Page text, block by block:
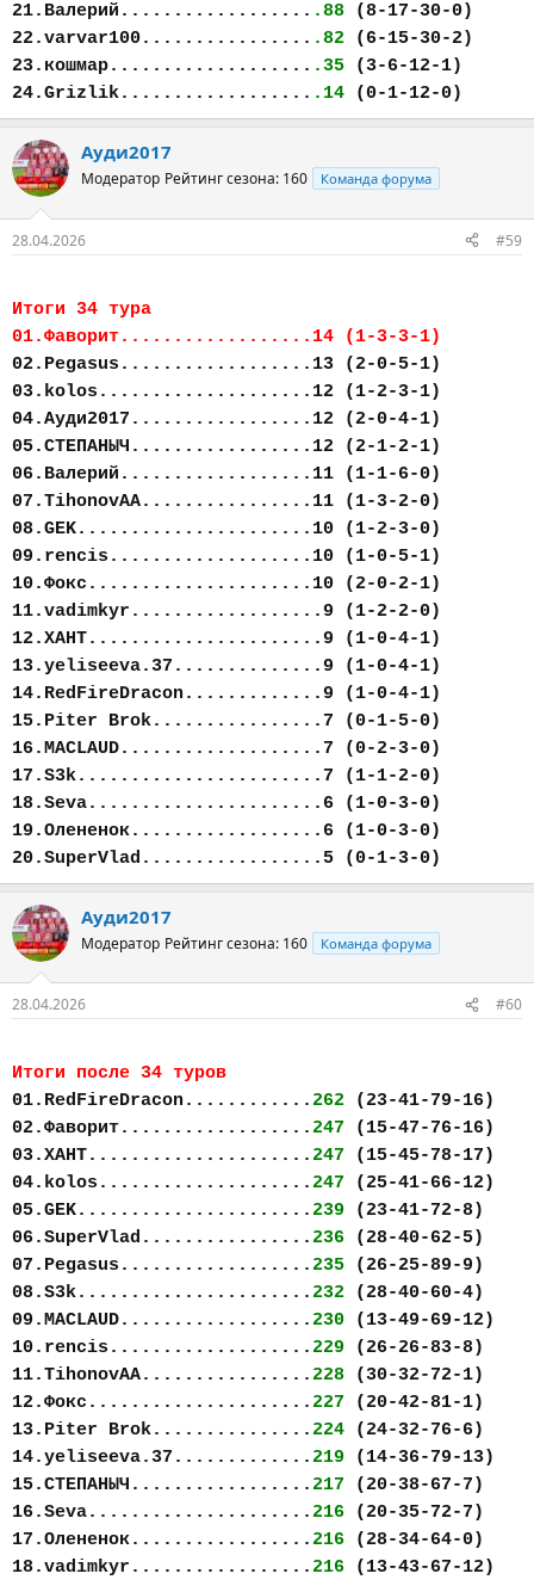
21.Валерий.................. .88 (8-17-30-0)
22.varvar100................ .82 (6-15-30-2)
23.кошмар................... .35 (3-6-12-1)
24.Grizlik.................. .14 (0-1-12-0)
Ауди2017
Модератор Рейтинг сезона: 160 Команда форума
28.04.2026 #59
Итоги 34 тура
01.Фаворит..................14 (1-3-3-1)
02.Pegasus..................13 (2-0-5-1)
03.kolos....................12 (1-2-3-1)
04.Ауди2017.................12 (2-0-4-1)
05.СТЕПАНЫЧ.................12 (2-1-2-1)
06.Валерий..................11 (1-1-6-0)
07.TihonovAA................11 (1-3-2-0)
08.GEK......................10 (1-2-3-0)
09.rencis...................10 (1-0-5-1)
10.Фокс.....................10 (2-0-2-1)
11.vadimkyr..................9 (1-2-2-0)
12.ХАНТ......................9 (1-0-4-1)
13.yeliseeva.37..............9 (1-0-4-1)
14.RedFireDracon.............9 (1-0-4-1)
15.Piter Brok................7 (0-1-5-0)
16.MACLAUD...................7 (0-2-3-0)
17.S3k.......................7 (1-1-2-0)
18.Seva......................6 (1-0-3-0)
19.Олененок..................6 (1-0-3-0)
20.SuperVlad.................5 (0-1-3-0)
Ауди2017
Модератор Рейтинг сезона: 160 Команда форума
28.04.2026 #60
Итоги после 34 туров
01.RedFireDracon............262 (23-41-79-16)
02.Фаворит..................247 (15-47-76-16)
03.ХАНТ.....................247 (15-45-78-17)
04.kolos....................247 (25-41-66-12)
05.GEK......................239 (23-41-72-8)
06.SuperVlad................236 (28-40-62-5)
07.Pegasus..................235 (26-25-89-9)
08.S3k......................232 (28-40-60-4)
09.MACLAUD..................230 (13-49-69-12)
10.rencis...................229 (26-26-83-8)
11.TihonovAA................228 (30-32-72-1)
12.Фокс.....................227 (20-42-81-1)
13.Piter Brok...............224 (24-32-76-6)
14.yeliseeva.37.............219 (14-36-79-13)
15.СТЕПАНЫЧ.................217 (20-38-67-7)
16.Seva.....................216 (20-35-72-7)
17.Олененок.................216 (28-34-64-0)
18.vadimkyr.................216 (13-43-67-12)